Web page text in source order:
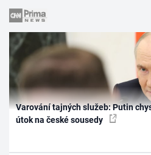
Varování tajných služeb: Putin
útok na české sousedy